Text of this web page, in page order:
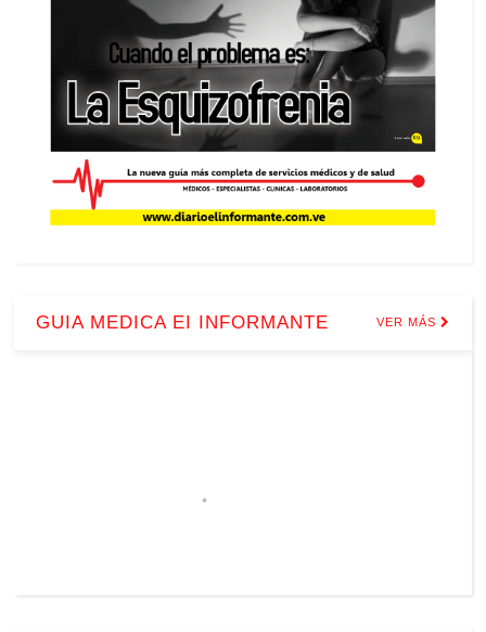
GUIA MEDICA EI INFORMANTE VER MÁS